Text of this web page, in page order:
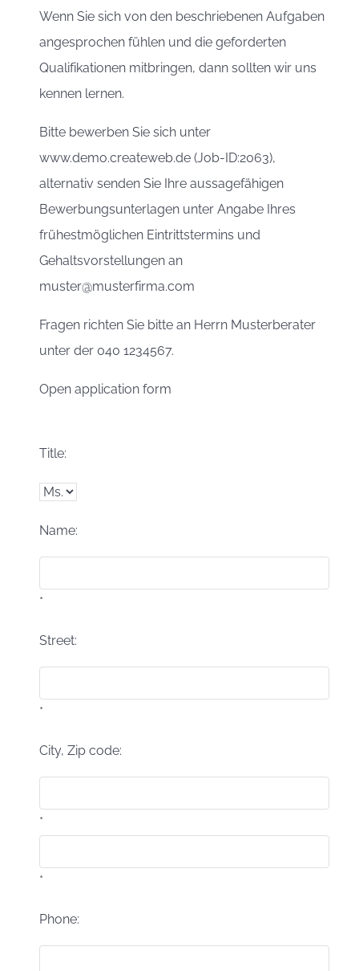
Wenn Sie sich von den beschriebenen Aufgaben
angesprochen fühlen und die geforderten
Qualifikationen mitbringen, dann sollten wir uns
kennen lernen.
Bitte bewerben Sie sich unter
www.demo.createweb.de (Job-ID:2063),
alternativ senden Sie Ihre aussagefähigen
Bewerbungsunterlagen unter Angabe Ihres
frühestmöglichen Eintrittstermins und
Gehaltsvorstellungen an
muster@musterfirma.com
Fragen richten Sie bitte an Herrn Musterberater
unter der 040 1234567.
Open application form
Title:
Name:
*
Street:
*
City, Zip code:
*
*
Phone: